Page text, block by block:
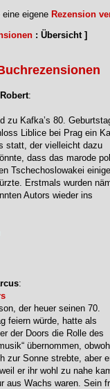
eigene Rezension
: Übersicht ]
:
zu Kafka’s 80.
Liblice bei Prag ein
statt, der vielleicht dazu
dass das marode
Tschechoslowakei
Erstmals wurden
Autors wieder ins
:
der heuer seinen 70.
feiern würde, hatte als
der Doors die Rolle des
übernommen,
zur Sonne strebte, aber
er ihr wohl zu nahe
aus Wachs waren. Sein